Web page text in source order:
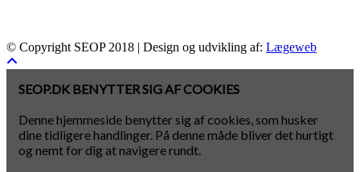
© Copyright SEOP 2018 | Design og udvikling af: Lægeweb
SEOP.DK BENYTTER SIG AF COOKIES
Denne hjemmeside benytter sig af cookies, som husker
dine tidligere handlinger. På denne måde bliver det hurtigt
og nemt for dig at navigere rundt.